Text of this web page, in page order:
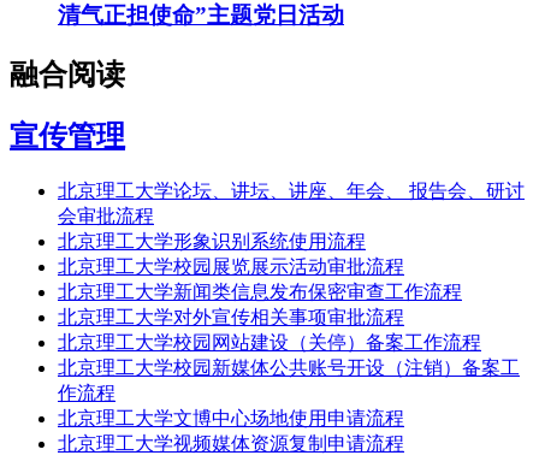
清气正担使命”主题党日活动
融合阅读
宣传管理
北京理工大学论坛、讲坛、讲座、年会、 报告会、研讨
会审批流程
北京理工大学形象识别系统使用流程
北京理工大学校园展览展示活动审批流程
北京理工大学新闻类信息发布保密审查工作流程
北京理工大学对外宣传相关事项审批流程
北京理工大学校园网站建设（关停）备案工作流程
北京理工大学校园新媒体公共账号开设（注销）备案工
作流程
北京理工大学文博中心场地使用申请流程
北京理工大学视频媒体资源复制申请流程